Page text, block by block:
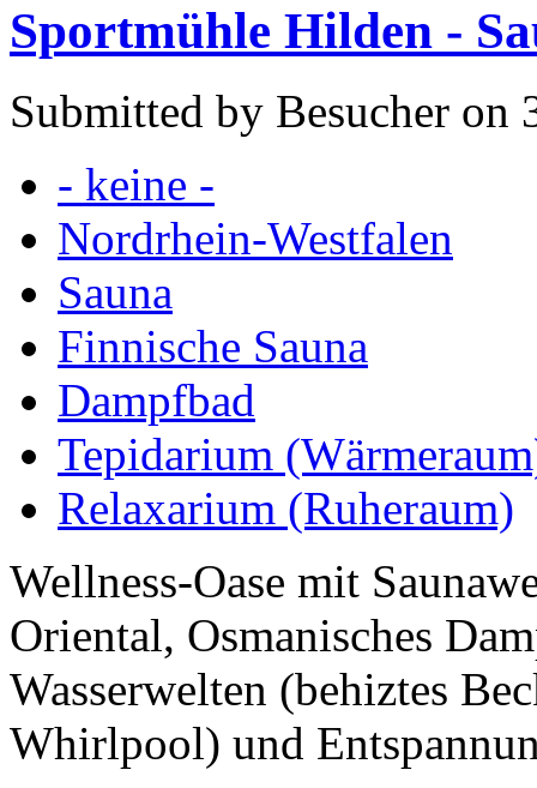
Sportmühle Hilden -
Submitted by Besucher on
- keine -
Nordrhein-Westfalen
Sauna
Finnische Sauna
Dampfbad
Tepidarium
Relaxarium (Ruheraum)
Wellness-Oase mit
Oriental, Osmanisches
Wasserwelten (behiztes
Whirlpool) und